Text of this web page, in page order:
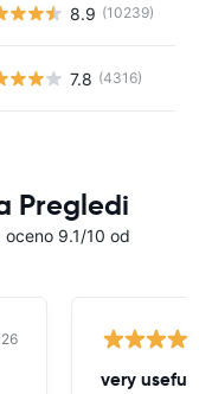
8.9 (10239)
7.8 (4316)
Pregledi
9.1/10 od
very useful